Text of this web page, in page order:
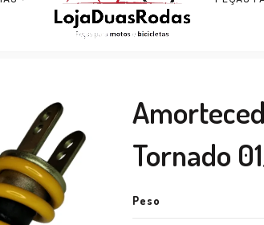
XR 250 Tornado 01/08 – AMARELA PROLINK
Tornado
Peso